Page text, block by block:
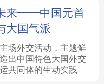
银龄 溯源中国
能源
时尚 悦读
来——中国元首
大国气派
场外交活动，主题鲜
出中国特色大国外交
共同体的生动实践